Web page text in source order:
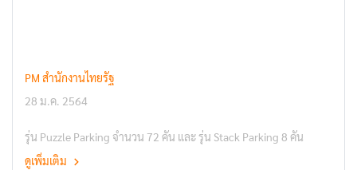
PM สำนักงานไทยรัฐ
28 ม.ค. 2564
รุ่น Puzzle Parking จำนวน 72 คัน และ รุ่น Stack Parking 8 คัน
ดูเพิ่มเติม